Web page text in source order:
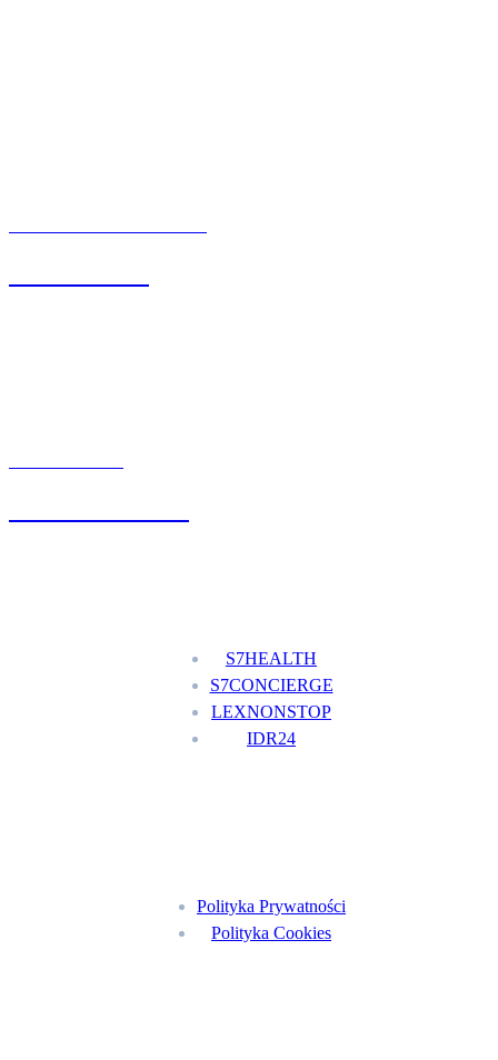
S7HEALTH
S7CONCIERGE
LEXNONSTOP
IDR24
Polityka Prywatności
Polityka Cookies